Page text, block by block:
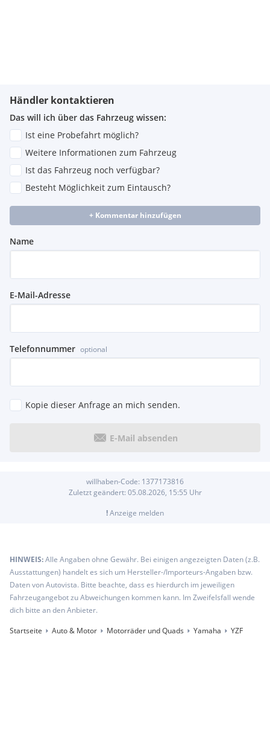
Händler kontaktieren
Das will ich über das Fahrzeug wissen:
Ist eine Probefahrt möglich?
Weitere Informationen zum Fahrzeug
Ist das Fahrzeug noch verfügbar?
Besteht Möglichkeit zum Eintausch?
+ Kommentar hinzufügen
Name
E-Mail-Adresse
Telefonnummer optional
Kopie dieser Anfrage an mich senden.
E-Mail absenden
willhaben-Code: 1377173816
Zuletzt geändert: 05.08.2026, 15:55 Uhr
!Anzeige melden
HINWEIS:Alle Angaben ohne Gewähr. Bei einigen angezeigten Daten (z.B.
Ausstattungen) handelt es sich um Hersteller-/Importeurs-Angaben bzw.
Daten von Autovista. Bitte beachte, dass es hierdurch im jeweiligen
Fahrzeugangebot zu Abweichungen kommen kann. Im Zweifelsfall wende
dich bitte an den Anbieter.
Startseite
Auto & Motor Motorräder und Quads Yamaha YZF